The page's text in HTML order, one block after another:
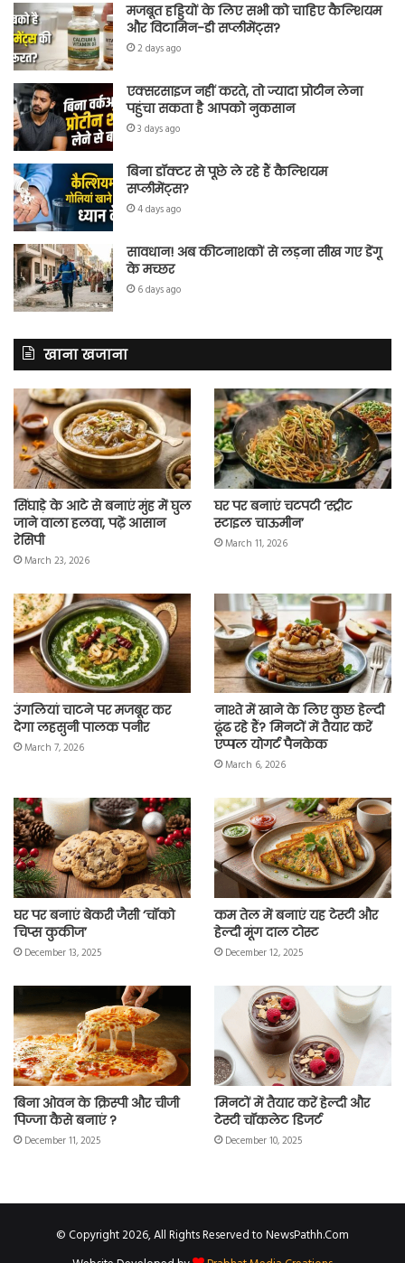
मजबूत हड्डियों के लिए सभी को चाहिए कैल्शियम
और विटामिन-डी सप्लीमेंट्स?
2 days ago
एक्सरसाइज नहीं करते, तो ज्यादा प्रोटीन लेना
पहुंचा सकता है आपको नुकसान
3 days ago
बिना डॉक्टर से पूछे ले रहे हैं कैल्शियम
सप्लीमेंट्स?
4 days ago
सावधान! अब कीटनाशकों से लड़ना सीख गए डेंगू
के मच्छर
6 days ago
खाना खजाना
सिंघाड़े के आटे से बनाएं मुंह में घुल
जाने वाला हलवा, पढ़ें आसान
रेसिपी
March 23, 2026
घर पर बनाएं चटपटी ‘स्ट्रीट
स्टाइल चाऊमीन’
March 11, 2026
उंगलियां चाटने पर मजबूर कर
देगा लहसुनी पालक पनीर
March 7, 2026
नाश्ते में खाने के लिए कुछ हेल्दी
ढूंढ रहे हैं? मिनटों में तैयार करें
एप्पल योगर्ट पैनकेक
March 6, 2026
घर पर बनाएं बेकरी जैसी ‘चॉको
चिप्स कुकीज’
December 13, 2025
कम तेल में बनाएं यह टेस्टी और
हेल्दी मूंग दाल टोस्ट
December 12, 2025
बिना ओवन के क्रिस्पी और चीजी
पिज्जा कैसे बनाएं ?
December 11, 2025
मिनटों में तैयार करें हेल्दी और
टेस्टी चॉकलेट डिजर्ट
December 10, 2025
© Copyright 2026, All Rights Reserved to NewsPathh.Com